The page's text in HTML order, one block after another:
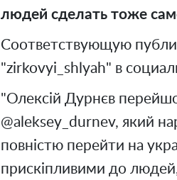
людей сделать тоже
Соответствующую
"zirkovyi_shlyah" в
"Олексій Дурнєв
@aleksey_durnev, який
повністю перейти на
прискіпливими до